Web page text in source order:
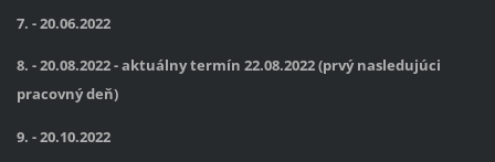
7. - 20.06.2022
8. - 20.08.2022 -aktuálny termín 22.08.2022 (prvý nasledujúci
pracovný deň)
9. - 20.10.2022